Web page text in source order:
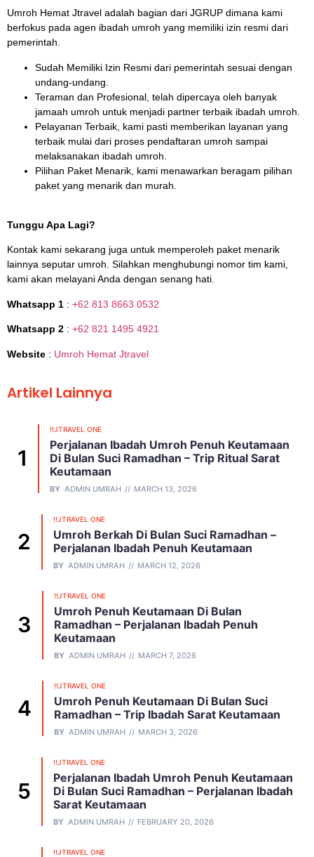
Umroh Hemat Jtravel adalah bagian dari JGRUP dimana kami
berfokus pada agen ibadah umroh yang memiliki izin resmi dari
pemerintah.
Sudah Memiliki Izin Resmi dari pemerintah sesuai dengan
undang-undang.
Teraman dan Profesional, telah dipercaya oleh banyak
jamaah umroh untuk menjadi partner terbaik ibadah umroh.
Pelayanan Terbaik, kami pasti memberikan layanan yang
terbaik mulai dari proses pendaftaran umroh sampai
melaksanakan ibadah umroh.
Pilihan Paket Menarik, kami menawarkan beragam pilihan
paket yang menarik dan murah.
Tunggu Apa Lagi?
Kontak kami sekarang juga untuk memperoleh paket menarik
lainnya seputar umroh. Silahkan menghubungi nomor tim kami,
kami akan melayani Anda dengan senang hati.
Whatsapp 1 : +62 813 8663 0532
Whatsapp 2 : +62 821 1495 4921
Website : Umroh Hemat Jtravel
Artikel Lainnya
!!JTRAVEL ONE
Perjalanan Ibadah Umroh Penuh Keutamaan
Di Bulan Suci Ramadhan – Trip Ritual Sarat
Keutamaan
BY ADMIN UMRAH MARCH 13, 2026
!!JTRAVEL ONE
Umroh Berkah Di Bulan Suci Ramadhan –
Perjalanan Ibadah Penuh Keutamaan
BY ADMIN UMRAH MARCH 12, 2026
!!JTRAVEL ONE
Umroh Penuh Keutamaan Di Bulan
Ramadhan – Perjalanan Ibadah Penuh
Keutamaan
BY ADMIN UMRAH MARCH 7, 2026
!!JTRAVEL ONE
Umroh Penuh Keutamaan Di Bulan Suci
Ramadhan – Trip Ibadah Sarat Keutamaan
BY ADMIN UMRAH MARCH 3, 2026
!!JTRAVEL ONE
Perjalanan Ibadah Umroh Penuh Keutamaan
Di Bulan Suci Ramadhan – Perjalanan Ibadah
Sarat Keutamaan
BY ADMIN UMRAH FEBRUARY 20, 2026
!!JTRAVEL ONE